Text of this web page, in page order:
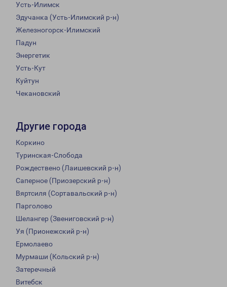
Усть-Илимск
Эдучанка (Усть-Илимский р-н)
Железногорск-Илимский
Падун
Энергетик
Усть-Кут
Куйтун
Чекановский
Другие города
Коркино
Туринская-Слобода
Рождествено (Лаишевский р-н)
Саперное (Приозерский р-н)
Вяртсиля (Сортавальский р-н)
Парголово
Шелангер (Звениговский р-н)
Уя (Прионежский р-н)
Ермолаево
Мурмаши (Кольский р-н)
Затеречный
Витебск